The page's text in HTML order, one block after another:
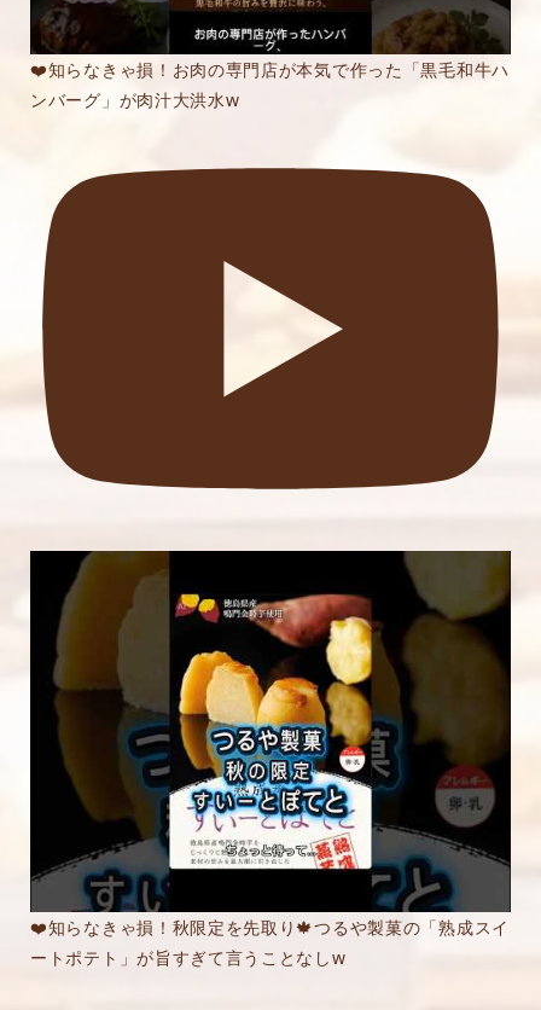
❤️知らなきゃ損！お肉の専門店が本気で作った「黒毛和牛ハ
ンバーグ」が肉汁大洪水w
❤️知らなきゃ損！秋限定を先取り🍁つるや製菓の「熟成スイ
ートポテト」が旨すぎて言うことなしw